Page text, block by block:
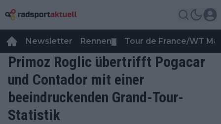
Newsletter Rennen Tour de France/WT
Primoz Roglic übertrifft Pogacar
und Contador mit einer
beeindruckenden Grand-Tour-
Statistik